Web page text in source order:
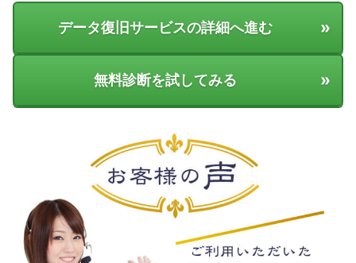
データ復旧サービスの詳細へ進む »
無料診断を試してみる »